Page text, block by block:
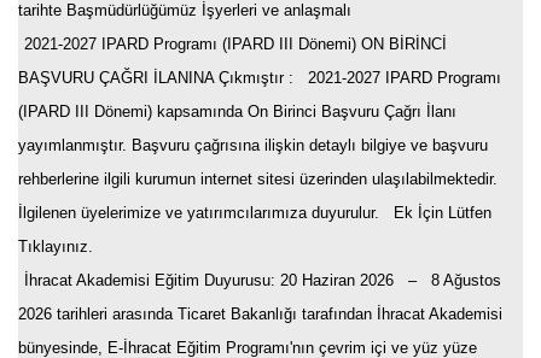
tarihte Başmüdürlüğümüz İşyerleri ve anlaşmalı
2021-2027 IPARD Programı (IPARD III Dönemi) ON BİRİNCİ
BAŞVURU ÇAĞRI İLANINA Çıkmıştır : 2021-2027 IPARD Programı
(IPARD III Dönemi) kapsamında On Birinci Başvuru Çağrı İlanı
yayımlanmıştır. Başvuru çağrısına ilişkin detaylı bilgiye ve başvuru
rehberlerine ilgili kurumun internet sitesi üzerinden ulaşılabilmektedir.
İlgilenen üyelerimize ve yatırımcılarımıza duyurulur. Ek İçin Lütfen
Tıklayınız.
İhracat Akademisi Eğitim Duyurusu: 20 Haziran 2026 – 8 Ağustos
2026 tarihleri arasında Ticaret Bakanlığı tarafından İhracat Akademisi
bünyesinde, E-İhracat Eğitim Programı'nın çevrim içi ve yüz yüze